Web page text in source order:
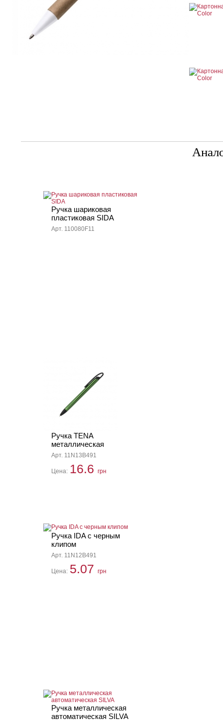
Ручка шариковая
пластиковая SIDA
Арт. 110080F11
Ручка TENA
металлическая
Арт. 11N13B491
Цена: 16.6 грн
Ручка IDA с черным
клипом
Арт. 11N12B491
Цена: 5.07 грн
Ручка металлическая
автоматическая SILVA